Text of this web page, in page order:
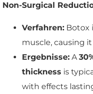
Non-Surgical
Verfahren: Botox
muscle, causing
Ergebnisse: A
thickness is
with effects